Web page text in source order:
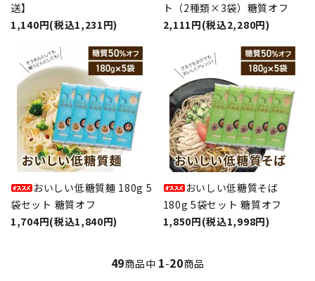
送】
1,140円(税込1,231円)
ト（2種類×3袋）糖質オフ
2,111円(税込2,280円)
おいしい低糖質麺 180g 5
袋セット 糖質オフ
1,704円(税込1,840円)
おいしい低糖質そば
180g 5袋セット 糖質オフ
1,850円(税込1,998円)
49商品中 1-20商品